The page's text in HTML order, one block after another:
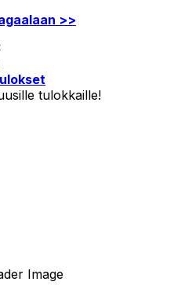
>>
tulokkaille!